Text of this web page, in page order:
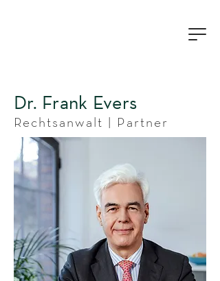
Dr. Frank Evers
Rechtsanwalt | Partner